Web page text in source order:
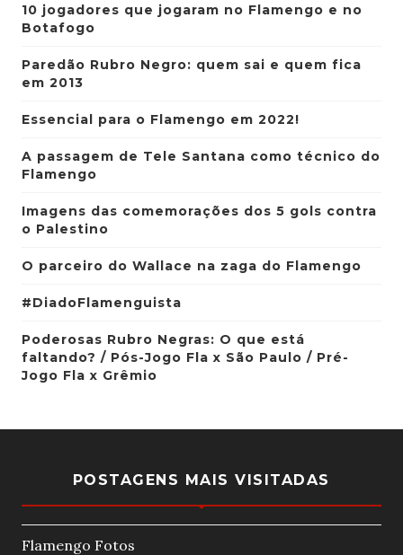
10 jogadores que jogaram no Flamengo e no
Botafogo
Paredão Rubro Negro: quem sai e quem fica
em 2013
Essencial para o Flamengo em 2022!
A passagem de Tele Santana como técnico do
Flamengo
Imagens das comemorações dos 5 gols contra
o Palestino
O parceiro do Wallace na zaga do Flamengo
#DiadoFlamenguista
Poderosas Rubro Negras: O que está
faltando? / Pós-Jogo Fla x São Paulo / Pré-
Jogo Fla x Grêmio
POSTAGENS MAIS VISITADAS
Flamengo Fotos